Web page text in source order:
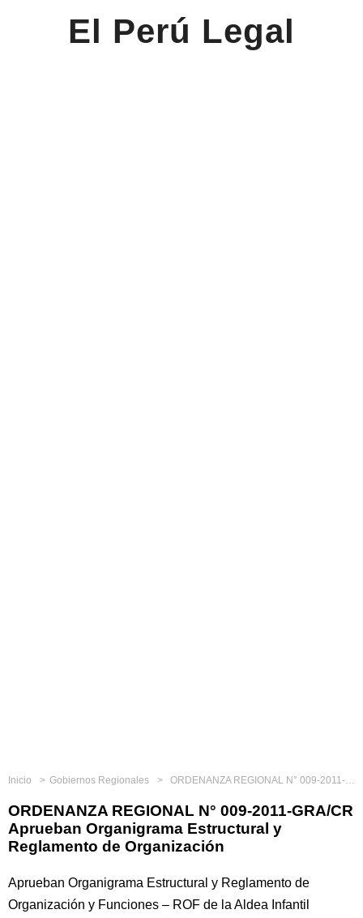
El Perú Legal
Inicio Gobiernos Regionales ORDENANZA REGIONAL N° 009-2011-GRA/CR Aprueban Organigrama Estructural y Reglamento de Organización
ORDENANZA REGIONAL N° 009-2011-GRA/CR
Aprueban Organigrama Estructural y
Reglamento de Organización
Aprueban Organigrama Estructural y Reglamento de
Organización y Funciones – ROF de la Aldea Infantil